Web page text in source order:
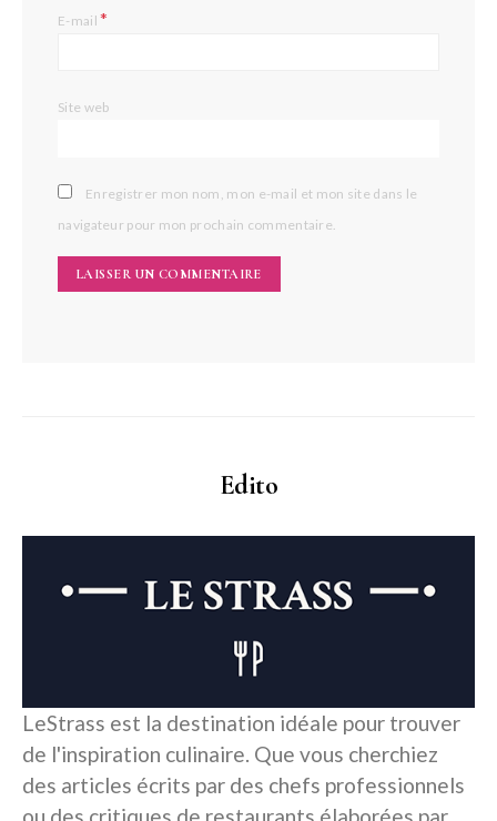
E-mail*
Site web
Enregistrer mon nom, mon e-mail et mon site dans le
navigateur pour mon prochain commentaire.
Edito
LeStrass est la destination idéale pour trouver
de l'inspiration culinaire. Que vous cherchiez
des articles écrits par des chefs professionnels
ou des critiques de restaurants élaborées par